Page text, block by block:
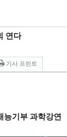
연다
기사 프린트
능기부 과학강연